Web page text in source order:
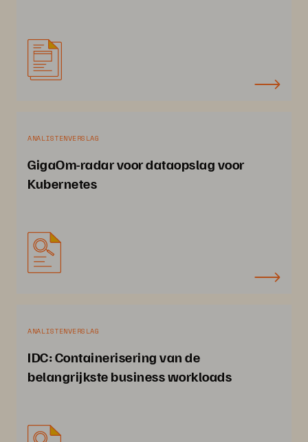
ANALISTENVERSLAG
GigaOm-radar voor dataopslag voor
Kubernetes
ANALISTENVERSLAG
IDC: Containerisering van de
belangrijkste business workloads